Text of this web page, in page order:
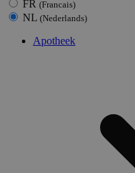
FR (Francais)
NL (Nederlands)
Apotheek